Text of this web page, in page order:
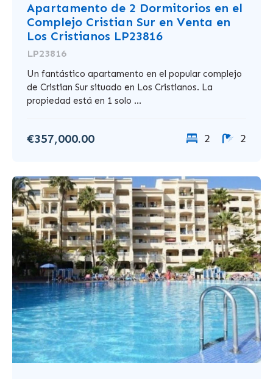
Apartamento de 2 Dormitorios en el
Complejo Cristian Sur en Venta en
Los Cristianos LP23816
LP23816
Un fantástico apartamento en el popular complejo
de Cristian Sur situado en Los Cristianos. La
propiedad está en 1 solo ...
€357,000.00 2 2